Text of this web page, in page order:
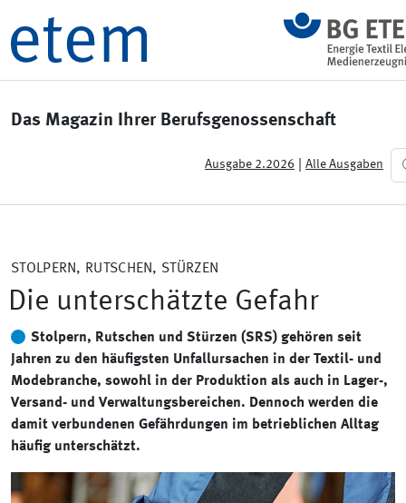
Das Magazin Ihrer Berufsgenossenschaft
Ausgabe 2.2026 Alle Ausgaben
STOLPERN, RUTSCHEN, STÜRZEN
Die unterschätzte Gefahr
Stolpern, Rutschen und Stürzen (SRS) gehören seit
Jahren zu den häufigsten Unfallursachen in der Textil- und
Modebranche, sowohl in der Produktion als auch in Lager-,
Versand- und Verwaltungsbereichen. Dennoch werden die
damit verbundenen Gefährdungen im betrieblichen Alltag
häufig unterschätzt.